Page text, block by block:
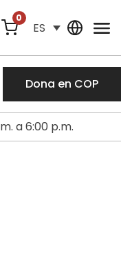
0
ES
Dona en COP
a 6:00 p.m.